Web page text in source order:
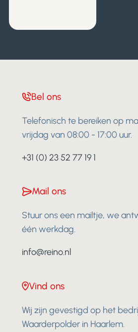
Bel ons
Telefonisch te bereiken op
vrijdag van 08:00 - 17:00 uur.
+31 (0) 23 52 77 19 1
Mail ons
Stuur ons een mailtje, we
één werkdag.
info@reino.nl
Vind ons
Wij zijn gevestigd op het
Waarderpolder in Haarlem.